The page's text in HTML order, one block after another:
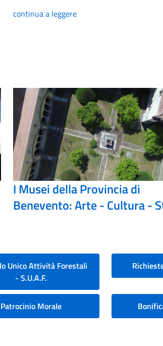
continua a leggere
I Musei della Provincia di
Benevento: Arte - Cultura -
Unico Attività Forestali
- S.U.A.F.
Patrocinio Morale